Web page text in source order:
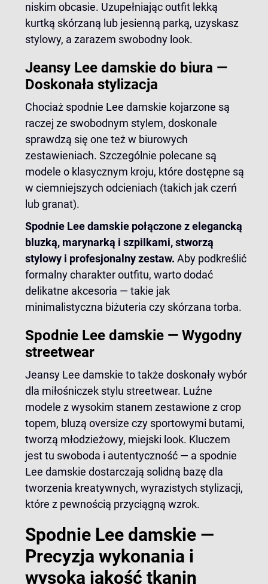
niskim obcasie. Uzupełniając outfit lekką
kurtką skórzaną lub jesienną parką, uzyskasz
stylowy, a zarazem swobodny look.
Jeansy Lee damskie do biura —
Doskonała stylizacja
Chociaż spodnie Lee damskie kojarzone są
raczej ze swobodnym stylem, doskonale
sprawdzą się one też w biurowych
zestawieniach. Szczególnie polecane są
modele o klasycznym kroju, które dostępne są
w ciemniejszych odcieniach (takich jak czerń
lub granat).
Spodnie Lee damskie połączone z elegancką
bluzką, marynarką i szpilkami, stworzą
stylowy i profesjonalny zestaw. Aby podkreślić
formalny charakter outfitu, warto dodać
delikatne akcesoria — takie jak
minimalistyczna biżuteria czy skórzana torba.
Spodnie Lee damskie — Wygodny
streetwear
Jeansy Lee damskie to także doskonały wybór
dla miłośniczek stylu streetwear. Luźne
modele z wysokim stanem zestawione z crop
topem, bluzą oversize czy sportowymi butami,
tworzą młodzieżowy, miejski look. Kluczem
jest tu swoboda i autentyczność — a spodnie
Lee damskie dostarczają solidną bazę dla
tworzenia kreatywnych, wyrazistych stylizacji,
które z pewnością przyciągną wzrok.
Spodnie Lee damskie —
Precyzja wykonania i
wysoka jakość tkanin